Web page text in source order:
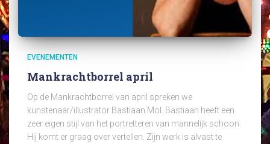
EVENEMENTEN
Mankrachtborrel april
Op de Mankrachtborrel van april spreken we
kunstenaar/illustrator Bastiaan Mol. Bastiaan heeft een
zeer eigen stijl van het portretteren van mannelijk schoon.
Hij komt er graag over vertellen. Zijn werk is alvast te